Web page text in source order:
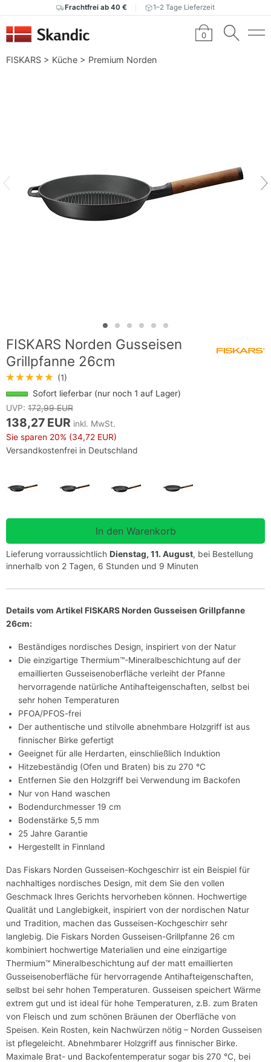
Frachtfrei ab 40 € 1–2 Tage Lieferzeit
0
FISKARS > Küche > Premium Norden
FISKARS Norden Gusseisen
Grillpfanne 26cm
★★★★★ (1)
Sofort lieferbar (nur noch 1 auf Lager)
UVP: 172,99 EUR
138,27 EUR inkl. MwSt.
Sie sparen 20% (34,72 EUR)
Versandkostenfrei in Deutschland
Lieferung vorraussichtlich Dienstag, 11. August, bei Bestellung
innerhalb von 2 Tagen, 6 Stunden und 9 Minuten
Details vom Artikel FISKARS Norden Gusseisen Grillpfanne
26cm:
Beständiges nordisches Design, inspiriert von der Natur
Die einzigartige Thermium™-Mineralbeschichtung auf der
emaillierten Gusseisenoberfläche verleiht der Pfanne
hervorragende natürliche Antihafteigenschaften, selbst bei
sehr hohen Temperaturen
PFOA/PFOS-frei
Der authentische und stilvolle abnehmbare Holzgriff ist aus
finnischer Birke gefertigt
Geeignet für alle Herdarten, einschließlich Induktion
Hitzebeständig (Ofen und Braten) bis zu 270 °C
Entfernen Sie den Holzgriff bei Verwendung im Backofen
Nur von Hand waschen
Bodendurchmesser 19 cm
Bodenstärke 5,5 mm
25 Jahre Garantie
Hergestellt in Finnland
Das Fiskars Norden Gusseisen-Kochgeschirr ist ein Beispiel für
nachhaltiges nordisches Design, mit dem Sie den vollen
Geschmack Ihres Gerichts hervorheben können. Hochwertige
Qualität und Langlebigkeit, inspiriert von der nordischen Natur
und Tradition, machen das Gusseisen-Kochgeschirr sehr
langlebig. Die Fiskars Norden Gusseisen-Grillpfanne 26 cm
kombiniert hochwertige Materialien und eine einzigartige
Thermium™ Mineralbeschichtung auf der matt emaillierten
Gusseisenoberfläche für hervorragende Antihafteigenschaften,
selbst bei sehr hohen Temperaturen. Gusseisen speichert Wärme
extrem gut und ist ideal für hohe Temperaturen, z.B. zum Braten
von Fleisch und zum schönen Bräunen der Oberfläche von
Speisen. Kein Rosten, kein Nachwürzen nötig – Norden Gusseisen
ist pflegeleicht. Abnehmbarer Holzgriff aus finnischer Birke.
Maximale Brat- und Backofentemperatur sogar bis 270 °C, bei